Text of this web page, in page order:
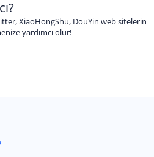
XiaoHongShu, DouYin web sitelerin
yardımcı olur!